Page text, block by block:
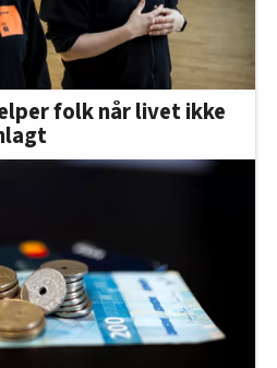
folk når livet ikke